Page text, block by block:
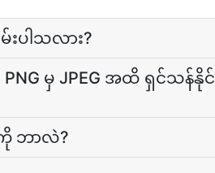
းပါသလား?
PNG မှ JPEG အထိ ရှင်သန်နိုင်
ကို ဘာလဲ?